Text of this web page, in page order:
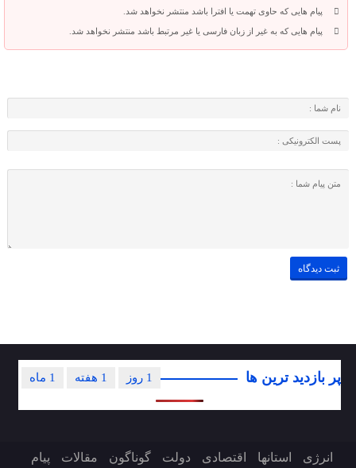
پیام هایی که حاوی تهمت یا افترا باشد منتشر نخواهد شد.
پیام هایی که به غیر از زبان فارسی یا غیر مرتبط باشد منتشر نخواهد شد.
پر بازدید ترین ها 1 ماه 1 هفته 1 روز
انرژی استانها اقتصادی دولت گوناگون مقالات پیام